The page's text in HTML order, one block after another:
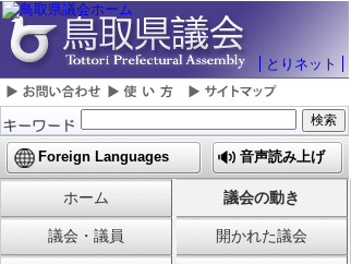
とりネット
Foreign Languages 音声読み上げ
ホーム 議会の動き
議会・議員 開かれた議会